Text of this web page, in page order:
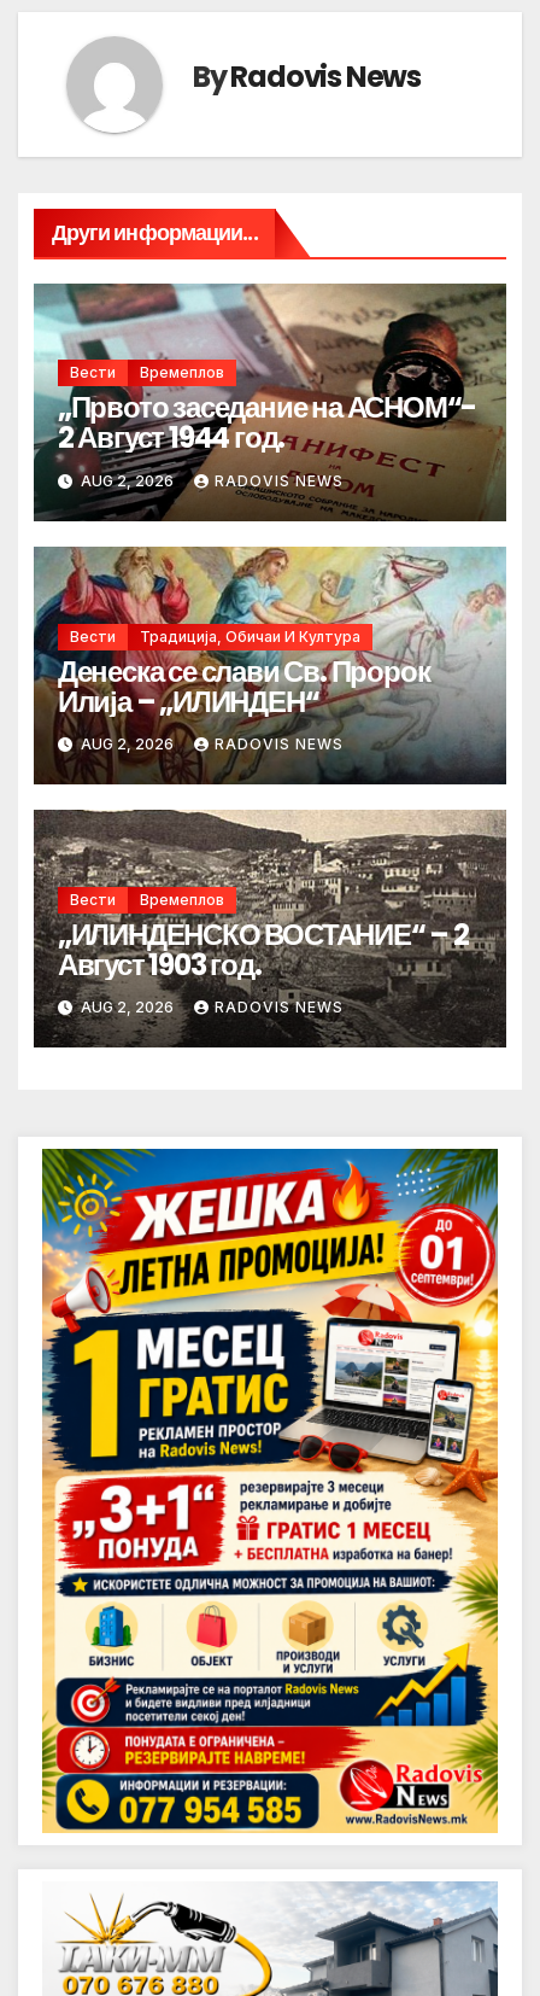
ByRadovis News
Други информации...
Вести Времеплов
„Првото заседание на АСНОМ“-
2 Август 1944 год.
AUG 2, 2026 RADOVIS NEWS
Вести Традиција, Обичаи И Култура
Денеска се слави Св. Пророк
Илија – „ИЛИНДЕН“
AUG 2, 2026 RADOVIS NEWS
Вести Времеплов
„ИЛИНДЕНСКО ВОСТАНИЕ“ – 2
Август 1903 год.
AUG 2, 2026 RADOVIS NEWS